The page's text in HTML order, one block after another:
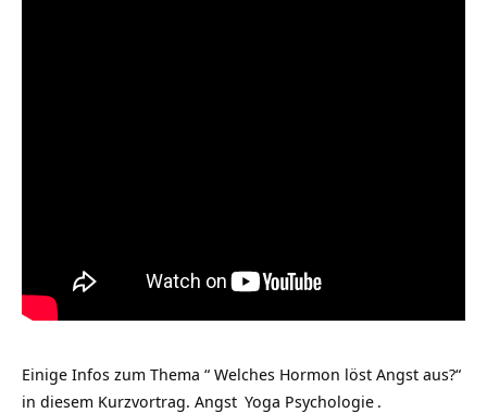
Einige Infos zum Thema “ Welches Hormon löst Angst aus?“
in diesem Kurzvortrag. Angst Yoga Psychologie .